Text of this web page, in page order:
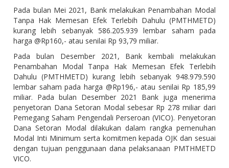
Pada bulan Mei 2021, Bank melakukan Penambahan Modal
Tanpa Hak Memesan Efek Terlebih Dahulu (PMTHMETD)
kurang lebih sebanyak 586.205.939 lembar saham pada
harga @Rp160,- atau senilai Rp 93,79 miliar.
Pada bulan Desember 2021, Bank kembali melakukan
Penambahan Modal Tanpa Hak Memesan Efek Terlebih
Dahulu (PMTHMETD) kurang lebih sebanyak 948.979.590
lembar saham pada harga @Rp196,- atau senilai Rp 185,99
miliar. Pada bulan Desember 2021 Bank juga menerima
penyetoran Dana Setoran Modal sebesar Rp 278 miliar dari
Pemegang Saham Pengendali Perseroan (VICO). Penyetoran
Dana Setoran Modal dilakukan dalam rangka pemenuhan
Modal Inti Minimum serta komitmen kepada OJK dan sesuai
dengan tujuan penggunaan dana pelaksanaan PMTHMETD
VICO.